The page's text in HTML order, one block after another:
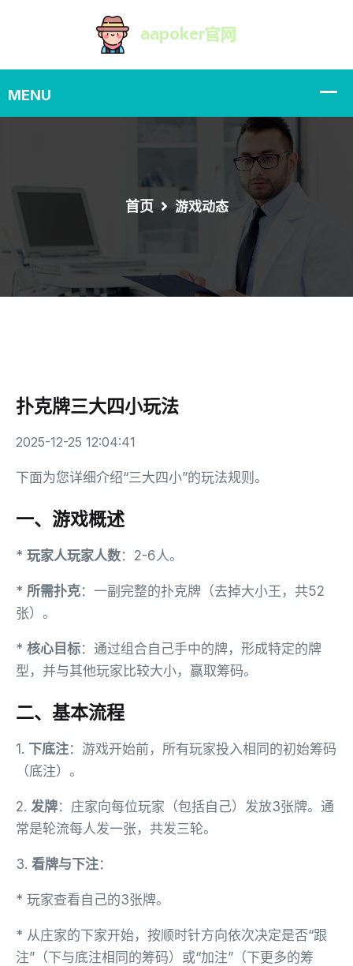
首页 游戏动态
扑克牌三大四小玩法
2025-12-25 12:04:41
下面为您详细介绍“三大四小”的玩法规则。
一、游戏概述
* 玩家人玩家人数：2-6人。
* 所需扑克：一副完整的扑克牌（去掉大小王，共52
张）。
* 核心目标：通过组合自己手中的牌，形成特定的牌
型，并与其他玩家比较大小，赢取筹码。
二、基本流程
1. 下底注：游戏开始前，所有玩家投入相同的初始筹码
（底注）。
2. 发牌：庄家向每位玩家（包括自己）发放3张牌。通
常是轮流每人发一张，共发三轮。
3. 看牌与下注：
* 玩家查看自己的3张牌。
* 从庄家的下家开始，按顺时针方向依次决定是否“跟
注”（下与底注相同的筹码）或“加注”（下更多的筹